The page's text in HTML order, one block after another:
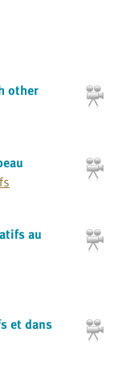
other
au
et dans